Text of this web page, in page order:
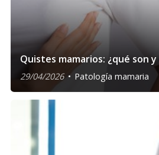
Quistes mamarios: ¿qué son
29/04/2026 Patología mamaria